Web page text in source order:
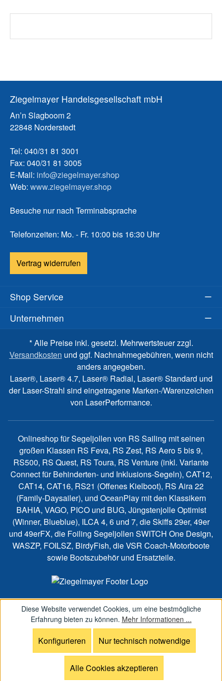
Ziegelmayer Handelsgesellschaft mbH
An’n Slagboom 2
22848 Norderstedt
Tel: 040/31 81 3001
Fax: 040/31 81 3005
E-Mail: info@ziegelmayer.shop
Web: www.ziegelmayer.shop
Besuche nur nach Terminabsprache
Telefonzeiten: Mo. - Fr. 10:00 bis 16:30 Uhr
Vertrag widerrufen
Shop Service
Unternehmen
* Alle Preise inkl. gesetzl. Mehrwertsteuer zzgl.
Versandkosten und ggf. Nachnahmegebühren, wenn nicht
anders angegeben.
Laser®, Laser® 4.7, Laser® Radial, Laser® Standard und
der Laser-Strahl sind eingetragene Marken-/Warenzeichen
von LaserPerformance.
Onlineshop für Segeljollen von RS Sailing mit seinen
großen Klassen RS Feva, RS Zest, RS Aero 5 bis 9,
RS500, RS Quest, RS Toura, RS Venture (inkl. Variante
Connect für Behinderten- und Inklusions-Segeln), CAT12,
CAT14, CAT16, RS21 (Offenes Kielboot), RS Aira 22
(Family-Daysailer), und OceanPlay mit den Klassikern
BAHIA, VAGO, PICO und BUG, Jüngstenjolle Optimist
(Winner, Blueblue), ILCA 4, 6 und 7, die Skiffs 29er, 49er
und 49erFX, die Foiling Segeljollen SWITCH One Design,
WASZP, FOILSZ, BirdyFish, die VSR Coach-Motorboote
sowie Bootszubehör und Ersatzteile.
Diese Website verwendet Cookies, um eine bestmögliche
Erfahrung bieten zu können. Mehr Informationen ...
Nur technisch notwendige
Konfigurieren
Alle Cookies akzeptieren